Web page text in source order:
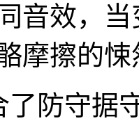
音效，
摩擦的
了防守据